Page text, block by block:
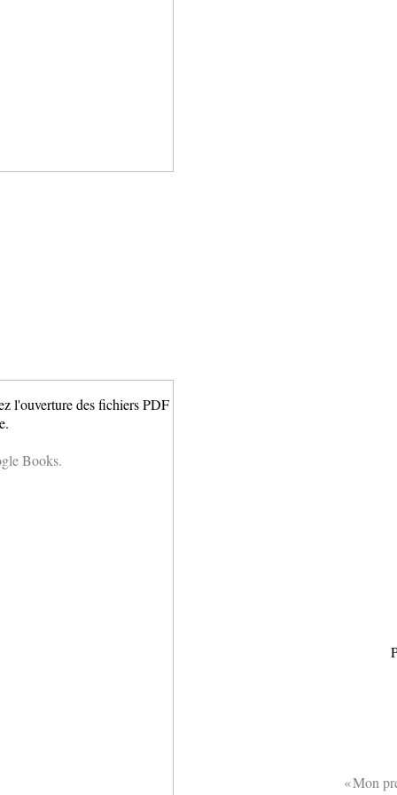
l'ouverture des fichiers PDF
Books.
« Mon